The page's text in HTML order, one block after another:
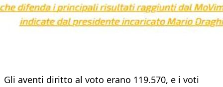
Gli aventi diritto al voto erano 119.570, e i voti